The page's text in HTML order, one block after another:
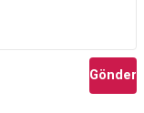
Gönder